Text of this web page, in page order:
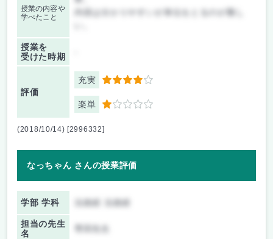
授業の内容や
学べたこと
授業を
受けた時期
評価
充実 4
楽単 1
(2018/10/14) [2996332]
なっちゃん さんの授業評価
学部 学科 法政経 法政経
担当の先生
名